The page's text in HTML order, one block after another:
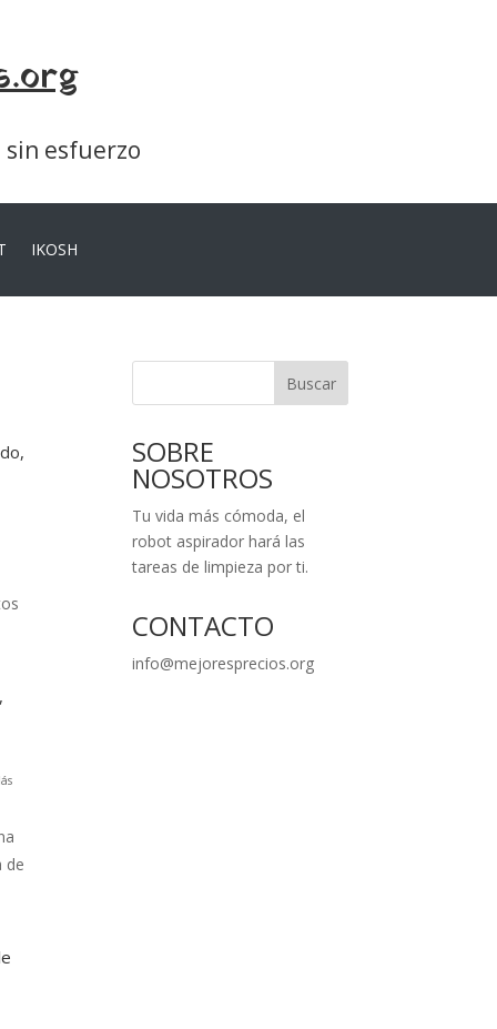
esfuerzo
IKOSH
de
Buscar
SOBRE
NOSOTROS
Tu vida más cómoda, el
robot aspirador hará las
tareas de limpieza por ti.
CONTACTO
info@mejoresprecios.org